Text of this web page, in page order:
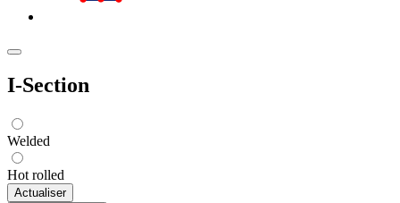
I-Section
Welded
Hot rolled
Actualiser